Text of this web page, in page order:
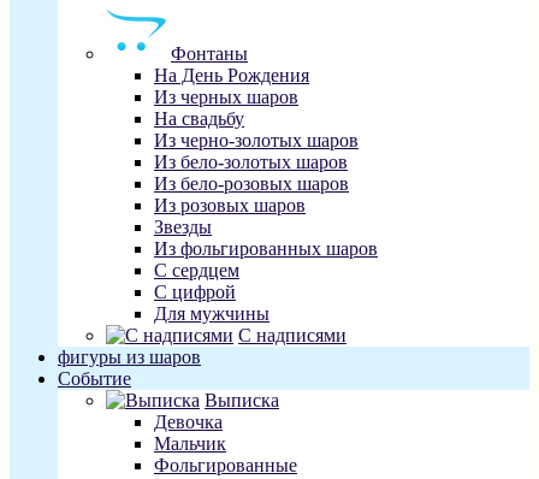
Фонтаны
На День Рождения
Из черных шаров
На свадьбу
Из черно-золотых шаров
Из бело-золотых шаров
Из бело-розовых шаров
Из розовых шаров
Звезды
Из фольгированных шаров
С сердцем
С цифрой
Для мужчины
С надписями
фигуры из шаров
Событие
Выписка
Девочка
Мальчик
Фольгированные